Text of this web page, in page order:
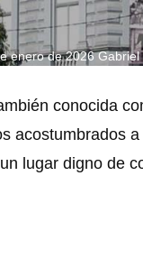
enero de 2026 Gabriel
conocida
acostumbrados
lugar digno de